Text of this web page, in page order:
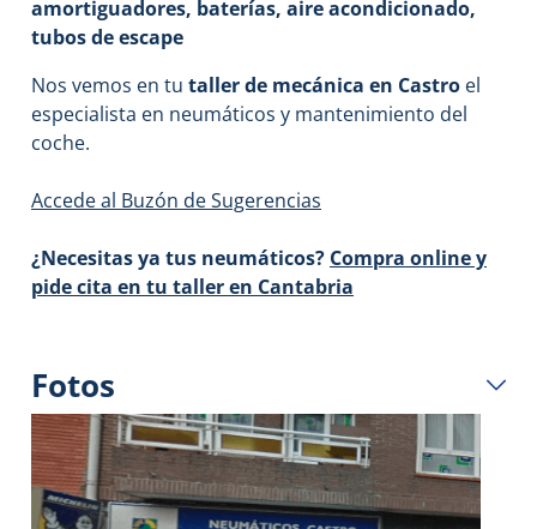
amortiguadores, baterías, aire acondicionado,
tubos de escape
Nos vemos en tu taller de mecánica en Castro el
especialista en neumáticos y mantenimiento del
coche.
Accede al Buzón de Sugerencias
¿Necesitas ya tus neumáticos? Compra online y
pide cita en tu taller en Cantabria
Fotos